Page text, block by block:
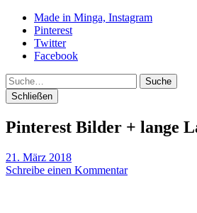
Made in Minga, Instagram
Pinterest
Twitter
Facebook
Suche
Schließen
Pinterest Bilder + lange
21. März 2018
Schreibe einen Kommentar